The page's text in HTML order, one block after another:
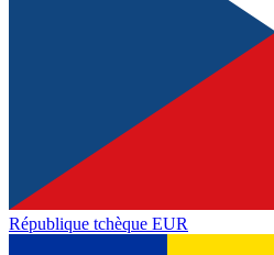
République tchèque EUR